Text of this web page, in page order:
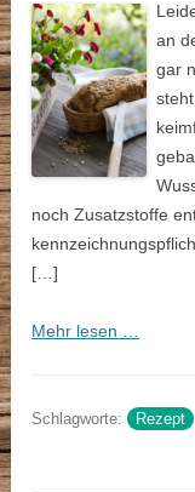
an
gar
noch Zusatzstoffe
[…]
Mehr lesen …
Schlagworte: Rezept